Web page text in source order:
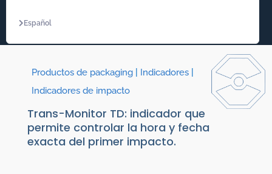
Español
Productos de packaging| Indicadores|
Indicadores de impacto
Trans-Monitor TD: indicador que
permite controlar la hora y fecha
exacta del primer impacto.